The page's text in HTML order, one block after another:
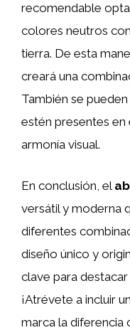
recomendable
colores neutros
tierra. De esta
creará una
También se
estén presentes en
armonía visual.
En conclusión, el
versátil y moderna
diferentes
diseño único y
clave para
¡Atrévete a incluir
marca la diferencia